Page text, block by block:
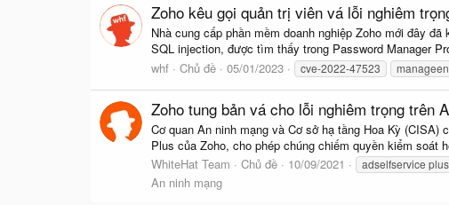
Zoho kêu gọi quản trị viên vá lỗi nghiêm
Nhà cung cấp phần mềm doanh nghiệp Zoho mới đây
SQL injection, được tìm thấy trong Password Manager
whf
Chủ đề 05/01/2023 cve-2022-47523
Zoho tung bản vá cho lỗi nghiêm trọng trên
Cơ quan An ninh mạng và Cơ sở hạ tầng Hoa Kỳ
Plus của Zoho, cho phép chúng chiếm quyền kiểm
WhiteHat Team
Chủ đề 10/09/2021 adselfservice plus
An ninh mạng